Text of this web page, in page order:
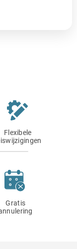
Flexibele
Gratis